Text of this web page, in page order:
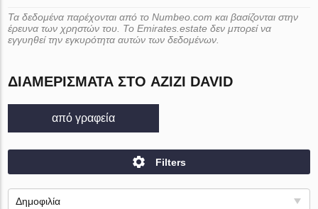
Τα δεδομένα παρέχονται από το Numbeo.com και βασίζονται στην
έρευνα των χρηστών του. Το Emirates.estate δεν μπορεί να
εγγυηθεί την εγκυρότητα αυτών των δεδομένων.
ΔΙΑΜΕΡΊΣΜΑΤΑ ΣΤΟ AZIZI DAVID
από γραφεία
Filters
Δημοφιλία